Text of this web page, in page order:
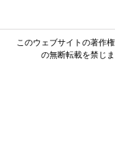
このウェブサイトの著作
の無断転載を禁じ